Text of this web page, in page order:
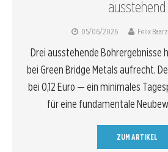
ausstehend
05/06/2026 Felix Baarz
Drei ausstehende Bohrergebnisse
bei Green Bridge Metals aufrecht.
bei 0,12 Euro — ein minimales
für eine fundamentale
ZUM ARTIKEL